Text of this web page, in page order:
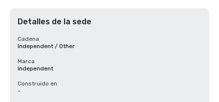
Detalles de la sede
Cadena
Independent / Other
Marca
Independent
Construido en
-